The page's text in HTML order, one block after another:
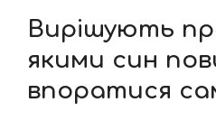
Вирішують
якими син
впоратися